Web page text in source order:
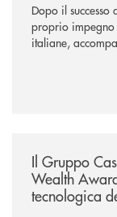
Dopo il
proprio impegno
italiane,
Il Gruppo
Wealth
tecnologica